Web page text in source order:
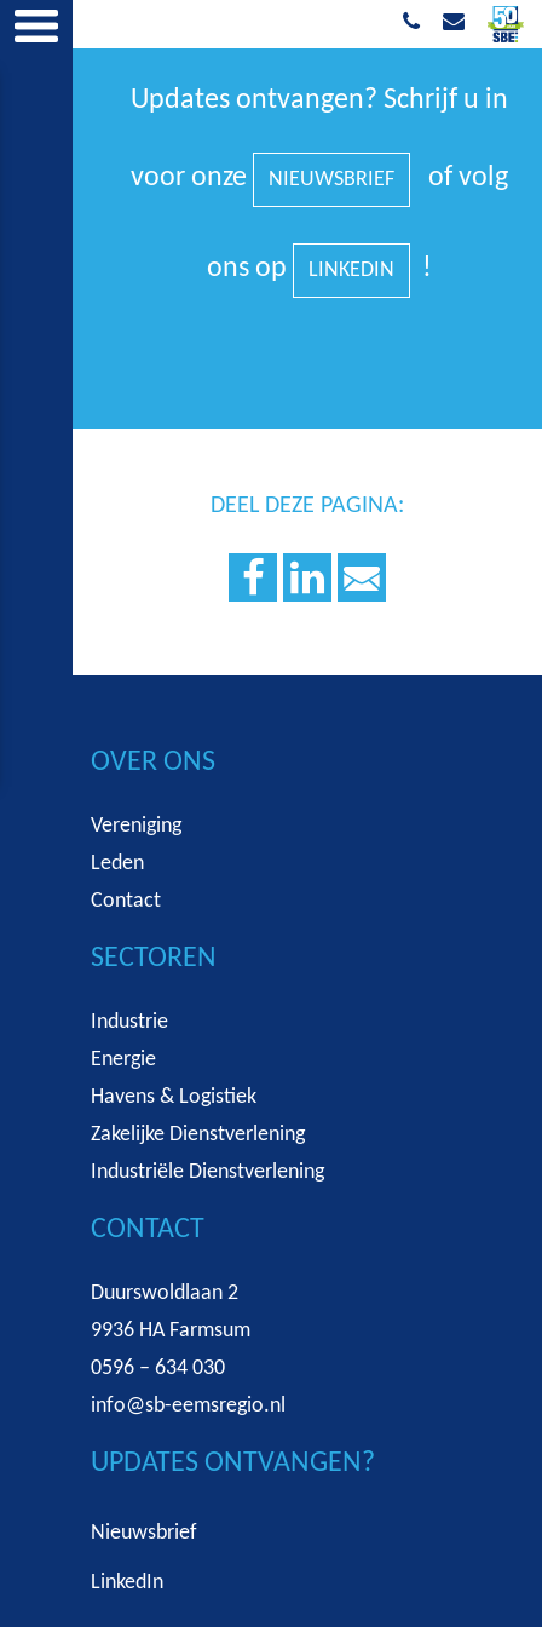
Updates ontvangen? Schrijf u in
voor onze NIEUWSBRIEF of volg
ons op LINKEDIN !
DEEL DEZE PAGINA:
OVER ONS
Vereniging
Leden
Contact
SECTOREN
Industrie
Energie
Havens & Logistiek
Zakelijke Dienstverlening
Industriële Dienstverlening
CONTACT
Duurswoldlaan 2
9936 HA Farmsum
0596 – 634 030
info@sb-eemsregio.nl
UPDATES ONTVANGEN?
Nieuwsbrief
LinkedIn